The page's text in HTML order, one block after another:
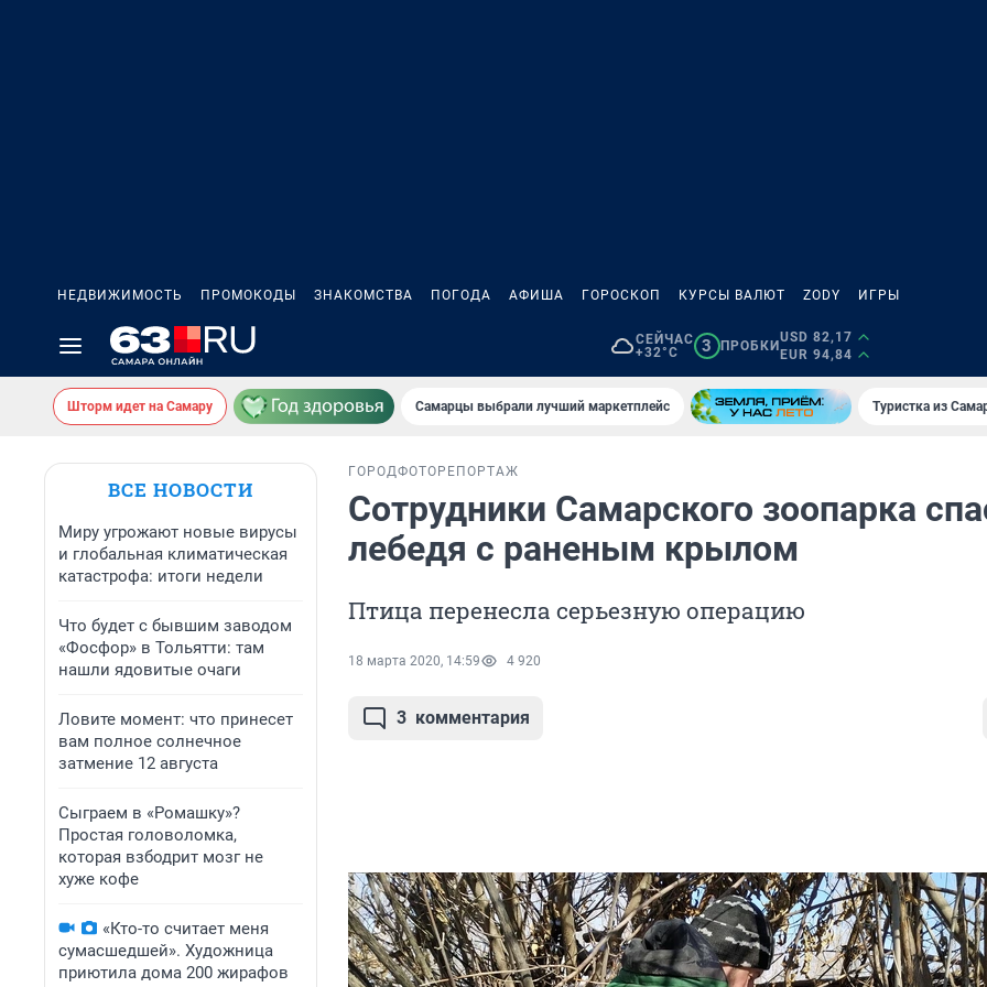
НЕДВИЖИМОСТЬ ПРОМОКОДЫ ЗНАКОМСТВА ПОГОДА АФИША ГОРОСКОП КУРСЫ ВАЛЮТ ZODY ИГРЫ
СЕЙЧАС
+32°C
3 ПРОБКИ
USD 82,17
EUR 94,84
Шторм идет на Самару Самарцы выбрали лучший маркетплейс Туристка из
ВСЕ НОВОСТИ
Миру угрожают новые вирусы
и глобальная климатическая
катастрофа: итоги недели
Что будет с бывшим заводом
«Фосфор» в Тольятти: там
нашли ядовитые очаги
Ловите момент: что принесет
вам полное солнечное
затмение 12 августа
Сыграем в «Ромашку»?
Простая головоломка,
которая взбодрит мозг не
хуже кофе
«Кто-то считает меня
сумасшедшей». Художница
приютила дома 200 жирафов
ГОРОДФОТОРЕПОРТАЖ
Сотрудники Самарского зоопарка
лебедя с раненым крылом
Птица перенесла серьезную операцию
18 марта 2020, 14:59 4 920
3 комментария